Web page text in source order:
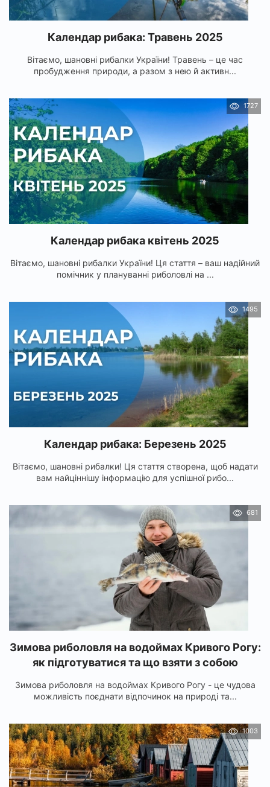
Календар рибака: Травень 2025
Вітаємо, шановні рибалки України! Травень – це час
пробудження природи, а разом з нею й активн...
1727
Календар рибака квітень 2025
Вітаємо, шановні рибалки України! Ця стаття – ваш надійний
помічник у плануванні риболовлі на ...
1495
Календар рибака: Березень 2025
Вітаємо, шановні рибалки! Ця стаття створена, щоб надати
вам найціннішу інформацію для успішної рибо...
681
Зимова риболовля на водоймах Кривого Рогу:
як підготуватися та що взяти з собою
Зимова риболовля на водоймах Кривого Рогу - це чудова
можливість поєднати відпочинок на природі та...
1003